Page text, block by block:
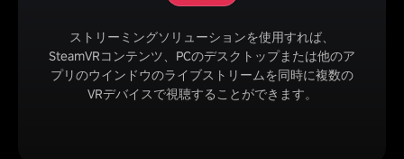
ストリーミングソリューションを使用すれば、
SteamVRコンテンツ、PCのデスクトップまたは他のア
プリのウインドウのライブストリームを同時に複数の
VRデバイスで視聴することができます。